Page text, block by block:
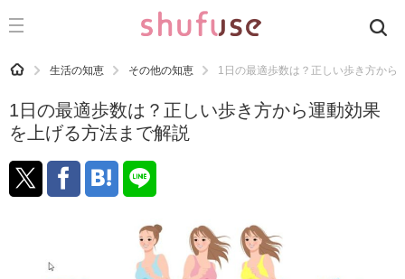
CATEGORY 記事カテゴリ
運気
洗濯
生活の知恵
掃除
HOME 生活の知恵 その他の知恵 1日の最適歩数は？正しい歩き方から
1日の最適歩数は？正しい歩き方から運動効果
を上げる方法まで解説